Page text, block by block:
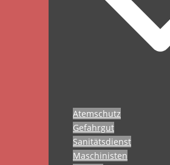
Atemschutz
Gefahrgut
Sanitätsdienst
Maschinisten